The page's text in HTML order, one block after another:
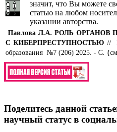
значит, что Вы можете
статью на любом
указании авторства.
Павлова Л.А. РОЛЬ ОРГАНОВ
С КИБЕРПРЕСТУПНОСТЬЮ //
образования №7 (206) 2025. - С.
Поделитесь данной
научный статус в